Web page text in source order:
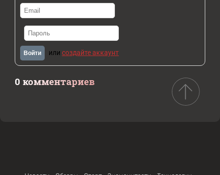
Войти или создайте аккаунт
0 комментариев